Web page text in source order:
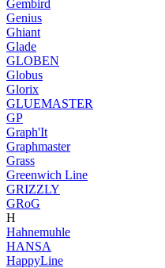
Gembird
Genius
Ghiant
Glade
GLOBEN
Globus
Glorix
GLUEMASTER
GP
Graph'It
Graphmaster
Grass
Greenwich Line
GRIZZLY
GRoG
H
Hahnemuhle
HANSA
HappyLine